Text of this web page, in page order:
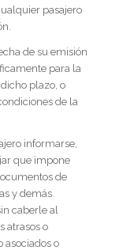
pasajero
de su emisión
para la
plazo, o
de la
informarse,
que impone
de
y demás
caberle al
atrasos o
asociados o